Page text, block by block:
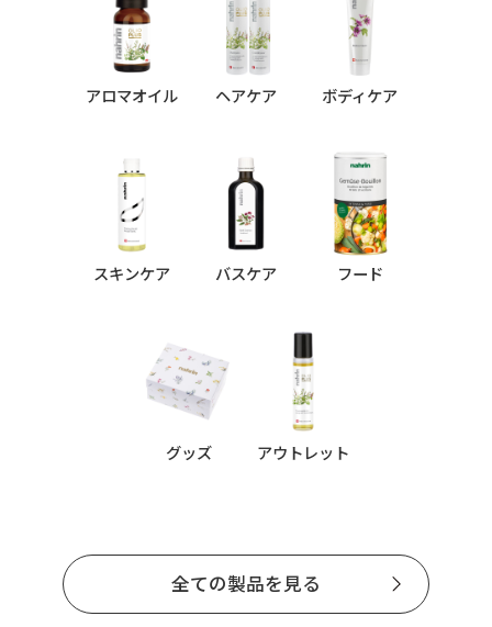
アロマオイル ヘアケア ボディケア
スキンケア バスケア フード
グッズ アウトレット
全ての製品を見る